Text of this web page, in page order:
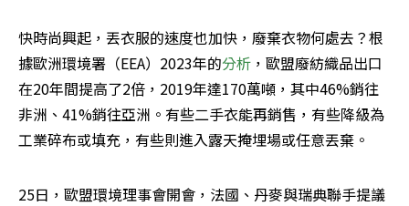
快時尚興起，丟衣服的速度也加快，廢棄衣物何處去？根
據歐洲環境署（EEA）2023年的分析 ，歐盟廢紡織品出口
在20年間提高了2倍，2019年達170萬噸，其中46%銷往
非洲、41%銷往亞洲。有些二手衣能再銷售，有些降級為
工業碎布或填充，有些則進入露天掩埋場或任意丟棄。
25日，歐盟環境理事會開會，法國、丹麥與瑞典聯手提議